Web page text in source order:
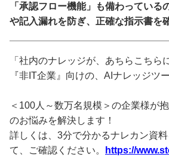
「承認フロー機能」も備わっている
や記入漏れを防ぎ、正確な指示書を
「社内のナレッジが、あちらこちら
『非IT企業』向けの、AIナレッジツ
＜100人～数万名規模＞の企業様が
のお悩みを解決します！
詳しくは、3分で分かるナレカン資
て、ご確認ください。
https://